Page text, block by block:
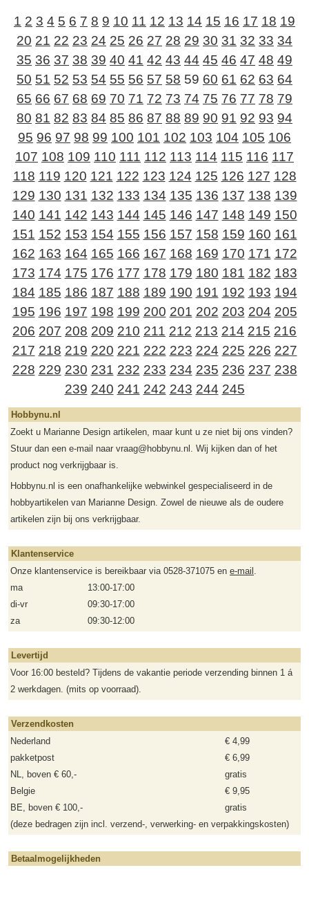
1 2 3 4 5 6 7 8 9 10 11 12 13 14 15 16 17 18 19
20 21 22 23 24 25 26 27 28 29 30 31 32 33 34
35 36 37 38 39 40 41 42 43 44 45 46 47 48 49
50 51 52 53 54 55 56 57 58 59 60 61 62 63 64
65 66 67 68 69 70 71 72 73 74 75 76 77 78 79
80 81 82 83 84 85 86 87 88 89 90 91 92 93 94
95 96 97 98 99 100 101 102 103 104 105 106
107 108 109 110 111 112 113 114 115 116 117
118 119 120 121 122 123 124 125 126 127 128
129 130 131 132 133 134 135 136 137 138 139
140 141 142 143 144 145 146 147 148 149 150
151 152 153 154 155 156 157 158 159 160 161
162 163 164 165 166 167 168 169 170 171 172
173 174 175 176 177 178 179 180 181 182 183
184 185 186 187 188 189 190 191 192 193 194
195 196 197 198 199 200 201 202 203 204 205
206 207 208 209 210 211 212 213 214 215 216
217 218 219 220 221 222 223 224 225 226 227
228 229 230 231 232 233 234 235 236 237 238
239 240 241 242 243 244 245
Hobbynu.nl
Zoekt u Marianne Design artikelen, maar kunt u ze niet bij ons vinden?
Stuur dan een e-mail naar vraag@hobbynu.nl. Wij kijken dan of het
product nog verkrijgbaar is.
Hobbynu.nl is een onafhankelijke webwinkel gespecialiseerd in de
hobbyartikelen van Marianne Design. Zowel de nieuwe als de oudere
artikelen zijn bij ons verkrijgbaar.
Klantenservice
Onze klantenservice is bereikbaar via 0528-371075 en e-mail .
ma
13:00-17:00
di-vr
09:30-17:00
za
09:30-12:00
Levertijd
Voor 16:00 besteld? Tijdens de vakantie periode verzending binnen 1 á
2 werkdagen. (mits op voorraad).
Verzendkosten
Nederland
€ 4,99
pakketpost
€ 6,99
NL, boven € 60,-
gratis
Belgie
€ 9,95
BE, boven € 100,-
gratis
(deze bedragen zijn incl. verzend-, verwerking- en verpakkingskosten)
Betaalmogelijkheden